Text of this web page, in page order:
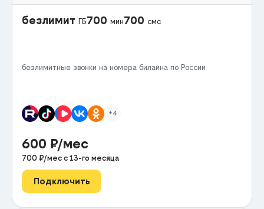
безлимит ГБ700 мин700 смс
безлимитные звонки на номера билайна по России
+4
600 ₽/мес
700 ₽/мес с 13-го месяца
Подключить